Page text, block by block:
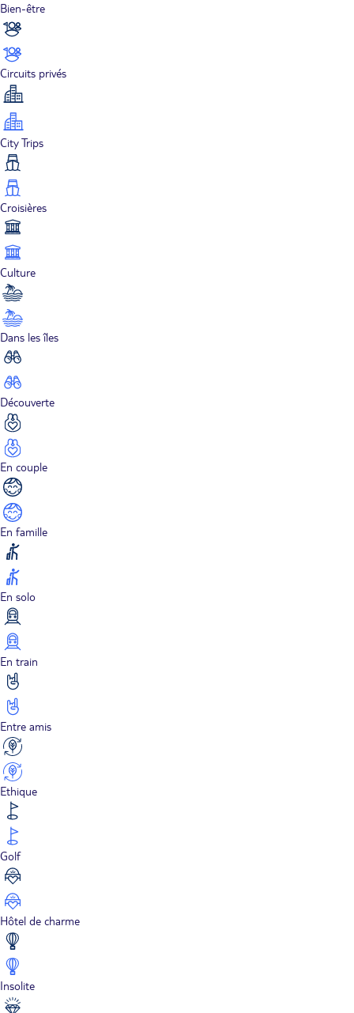
Bien-être
Circuits privés
City Trips
Croisières
Culture
Dans les îles
Découverte
En couple
En famille
En solo
En train
Entre amis
Ethique
Golf
Hôtel de charme
Insolite